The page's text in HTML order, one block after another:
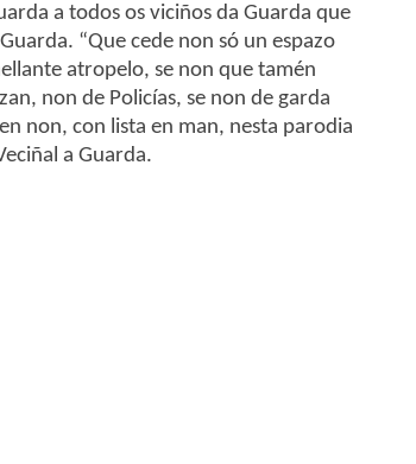
a todos os viciños da Guarda que
“Que cede non só un espazo
atropelo, se non que tamén
non de Policías, se non de garda
non, con lista en man, nesta parodia
a Guarda.